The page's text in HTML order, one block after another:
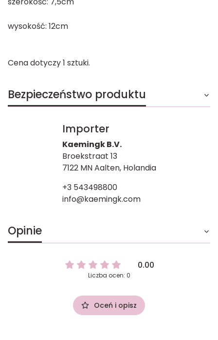
wysokość: 12cm
Cena dotyczy 1 sztuki.
Bezpieczeństwo produktu
Importer
Kaemingk B.V.
Broekstraat 13
7122 MN Aalten, Holandia
+3 543498800
info@kaemingk.com
Opinie
0.00
Liczba ocen: 0
Oceń i opisz